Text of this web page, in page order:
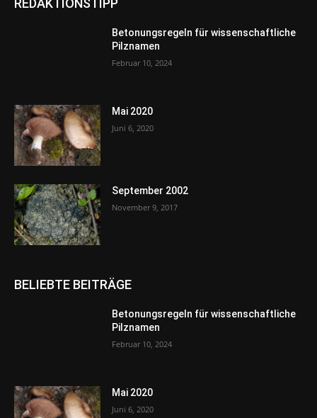
Betonungsregeln für wissenschaftliche
Pilznamen
Februar 10, 2024
Mai 2020
Juni 6, 2020
September 2002
November 9, 2017
BELIEBTE BEITRÄGE
Betonungsregeln für wissenschaftliche
Pilznamen
Februar 10, 2024
Mai 2020
Juni 6, 2020